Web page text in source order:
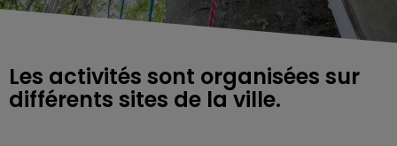
Les activités sont organisées sur
différents sites de la ville.